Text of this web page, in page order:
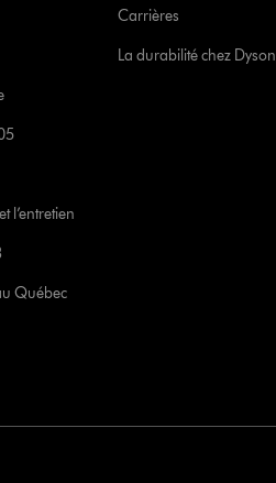
l’entretien
Québec
Carrières
La durabilité chez Dyson